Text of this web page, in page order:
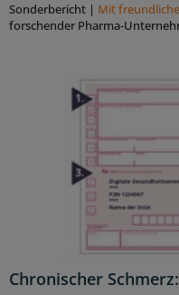
Sonderbericht | Mit
forschender Pharma-
Chronischer